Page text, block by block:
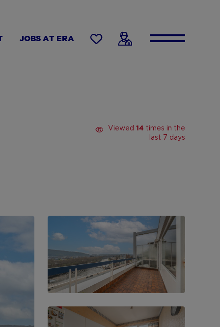
JOBS AT ERA
Viewed 14 times in the
last 7 days